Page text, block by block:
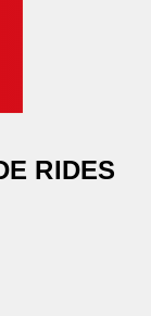
RIDES